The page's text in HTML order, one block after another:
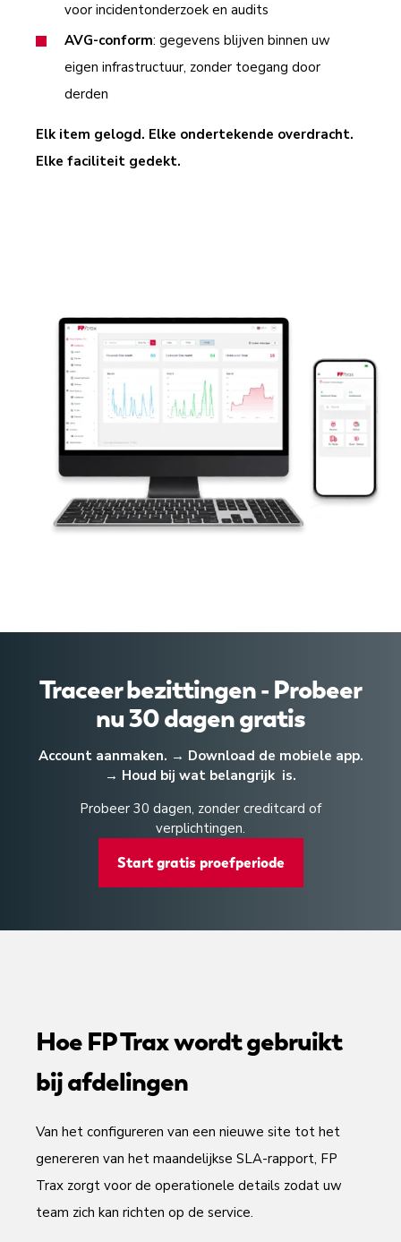
voor incidentonderzoek en audits
AVG-conform: gegevens blijven binnen uw
eigen infrastructuur, zonder toegang door
derden
Elk item gelogd. Elke ondertekende overdracht.
Elke faciliteit gedekt.
Traceer bezittingen - Probeer
nu 30 dagen gratis
Account aanmaken. → Download de mobiele app.
→ Houd bij wat belangrijk is.
Probeer 30 dagen, zonder creditcard of
verplichtingen.
Start gratis proefperiode
Hoe FP Trax wordt gebruikt
bij afdelingen
Van het configureren van een nieuwe site tot het
genereren van het maandelijkse SLA-rapport, FP
Trax zorgt voor de operationele details zodat uw
team zich kan richten op de service.